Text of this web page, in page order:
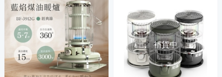
補貨中